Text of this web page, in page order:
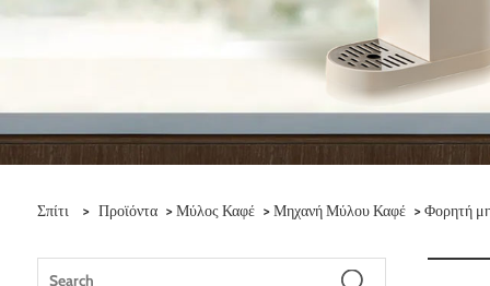
Σπίτι > Προϊόντα >Μύλος Καφέ >Μηχανή Μύλου Καφέ > Φορητή